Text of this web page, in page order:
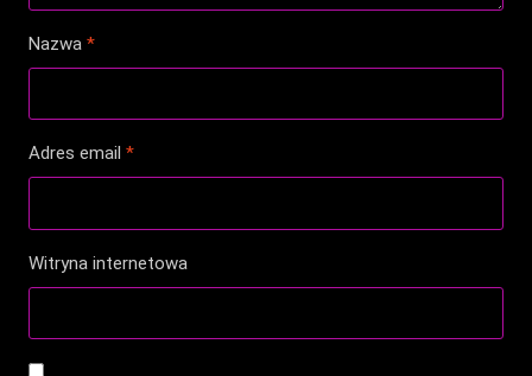
Nazwa*
Adres email*
Witryna internetowa